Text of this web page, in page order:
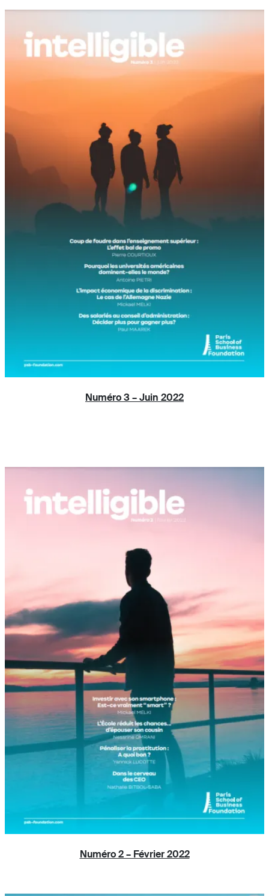
Numéro 3 – Juin 2022
Numéro 2 – Février 2022